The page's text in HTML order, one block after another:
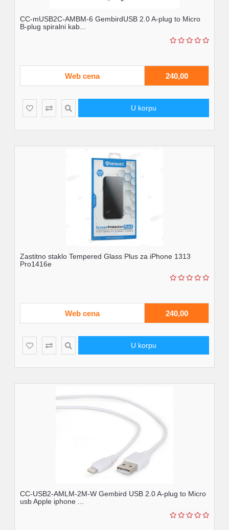
CC-mUSB2C-AMBM-6 GembirdUSB 2.0 A-plug to Micro
B-plug spiralni kab...
Web cena 240,00
U korpu
Zastitno staklo Tempered Glass Plus za iPhone 1313
Pro1416e
Web cena 240,00
U korpu
CC-USB2-AMLM-2M-W Gembird USB 2.0 A-plug to Micro
usb Apple iphone ...